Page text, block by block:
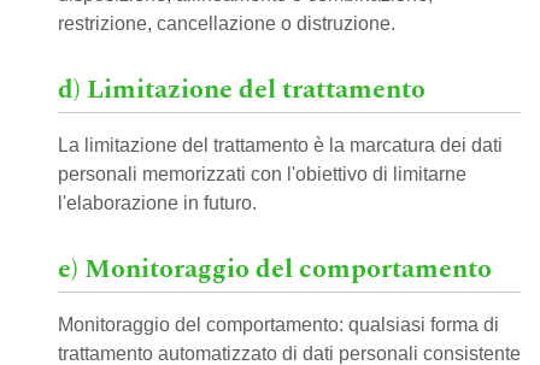
restrizione, cancellazione o distruzione.
d) Limitazione del trattamento
La limitazione del trattamento è la marcatura dei dati
personali memorizzati con l'obiettivo di limitarne
l'elaborazione in futuro.
e) Monitoraggio del comportamento
Monitoraggio del comportamento: qualsiasi forma di
trattamento automatizzato di dati personali consistente